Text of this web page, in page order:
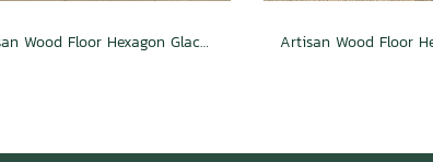
Artisan Wood Floor Hexagon Glace Weave